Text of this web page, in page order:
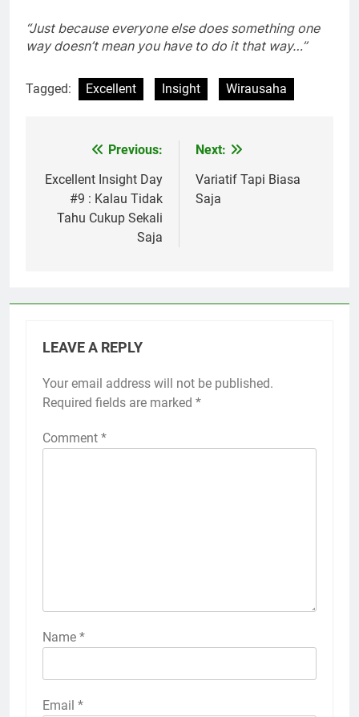
“Just because everyone else does something one
way doesn’t mean you have to do it that way…”
Tagged: Excellent Insight Wirausaha
navigation
Previous:
Excellent Insight Day
#9 : Kalau Tidak
Tahu Cukup Sekali
Saja
Next:
Variatif Tapi Biasa
Saja
LEAVE A REPLY
Your email address will not be published.
Required fields are marked *
Comment *
Name *
Email *